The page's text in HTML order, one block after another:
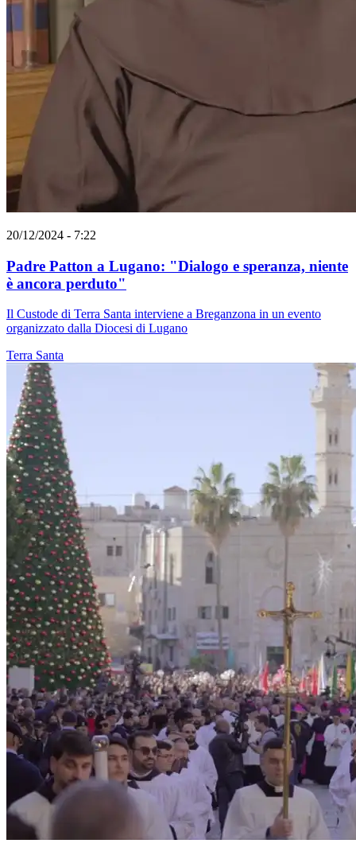
20/12/2024 - 7:22
Padre Patton a Lugano: "Dialogo e speranza, niente
è ancora perduto"
Il Custode di Terra Santa interviene a Breganzona in un evento
organizzato dalla Diocesi di Lugano
Terra Santa